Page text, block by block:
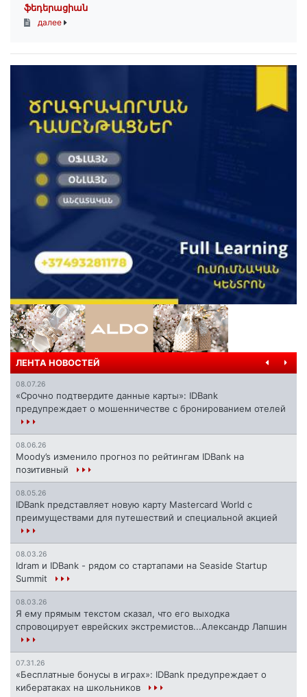
ֆեդերացիան
далее
ЛЕНТА НОВОСТЕЙ
08.07.26
«Срочно подтвердите данные карты»: IDBank
предупреждает о мошенничестве с бронированием отелей
08.06.26
Moody’s изменило прогноз по рейтингам IDBank на
позитивный
08.05.26
IDBank представляет новую карту Mastercard World с
преимуществами для путешествий и специальной акцией
08.03.26
Idram и IDBank - рядом со стартапами на Seaside Startup
Summit
08.03.26
Я ему прямым текстом сказал, что его выходка
спровоцирует еврейских экстремистов...Александр Лапшин
07.31.26
«Бесплатные бонусы в играх»: IDBank предупреждает о
кибератаках на школьников